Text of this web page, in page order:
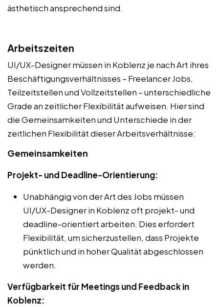
ästhetisch ansprechend sind.
Arbeitszeiten
UI/UX-Designer müssen in Koblenz je nach Art ihres
Beschäftigungsverhältnisses – Freelancer Jobs,
Teilzeitstellen und Vollzeitstellen – unterschiedliche
Grade an zeitlicher Flexibilität aufweisen. Hier sind
die Gemeinsamkeiten und Unterschiede in der
zeitlichen Flexibilität dieser Arbeitsverhältnisse:
Gemeinsamkeiten
Projekt- und Deadline-Orientierung:
Unabhängig von der Art des Jobs müssen
UI/UX-Designer in Koblenz oft projekt- und
deadline-orientiert arbeiten. Dies erfordert
Flexibilität, um sicherzustellen, dass Projekte
pünktlich und in hoher Qualität abgeschlossen
werden.
Verfügbarkeit für Meetings und Feedback in
Koblenz: